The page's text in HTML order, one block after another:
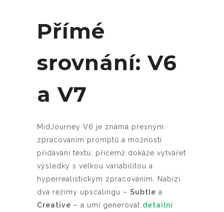
Přímé
srovnání: V6
a V7
MidJourney V6 je známá přesným
zpracováním promptů a možností
přidávání textu, přičemž dokáže vytvářet
výsledky s velkou variabilitou a
hyperrealistickým zpracováním. Nabízí
dva režimy upscalingu – Subtle a
Creative – a umí generovat detailní